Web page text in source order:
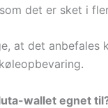
det er sket i
at det
wallet egnet